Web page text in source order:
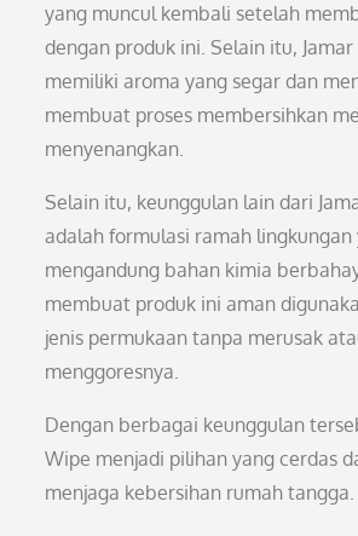
yang muncul kembali setelah
dengan produk ini. Selain itu,
memiliki aroma yang segar dan
membuat proses membersihkan
menyenangkan.
Selain itu, keunggulan lain dari
adalah formulasi ramah
mengandung bahan kimia
membuat produk ini aman
jenis permukaan tanpa merusak
menggoresnya.
Dengan berbagai keunggulan
Wipe menjadi pilihan yang cerdas
menjaga kebersihan rumah tangga.